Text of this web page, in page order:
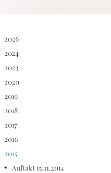
2026
2024
2023
2020
2019
2018
2017
2016
2015
Auftakt 15.11.2014